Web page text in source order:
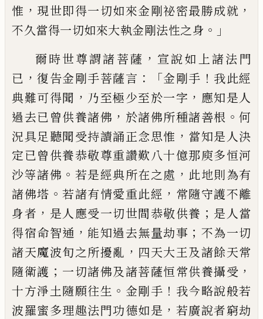
惟 ， 現世即得一切如來金剛祕密最勝成就 ，
不久當得一切如來大執金剛法性之身 。」
爾時世尊謂諸菩薩 ， 宣說如上諸法門
已 ， 復告金剛手菩薩言 ：「金剛手 ！ 我此經
典難可得聞 ， 乃至極少至於一字 ， 應知是人
過去已曾供養諸佛 ， 於諸佛所種諸善根 。 何
況具足聽聞受持讀誦正念思惟 ， 當知是人決
定已曾供養恭敬尊重讚歎八十億那庾多恒河
沙等諸佛 。 若是經典所在之處 ， 此地則為有
諸佛塔 。 若諸有情愛重此經 ， 常隨守護不離
身者 ， 是人應受一切世間恭敬供養 ； 是人當
得宿命智通 ， 能知過去無量劫事 ； 不為一切
諸天魔波旬之所擾亂 ， 四天大王及諸餘天常
隨衛護 ； 一切諸佛及諸菩薩恒常供養攝受 ，
十方淨土隨願往生 。 金剛手 ！ 我今略說般若
波羅蜜多理趣法門功德如是 ， 若廣說者窮劫